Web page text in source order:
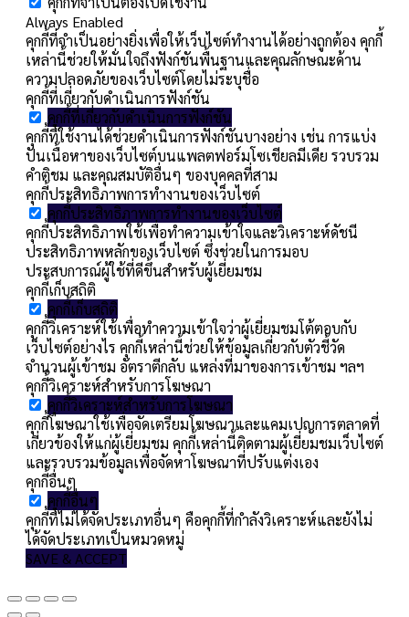
Always Enabled
คุกกี้ที่จำเป็นอย่างยิ่งเพื่อให้เว็บไซต์ทำงานได้อย่างถูกต้อง คุกกี้
เหล่านี้ช่วยให้มั่นใจถึงฟังก์ชันพื้นฐานและคุณลักษณะด้าน
ความปลอดภัยของเว็บไซต์โดยไม่ระบุชื่อ
คุกกี้ที่เกี่ยวกับดำเนินการฟังก์ชัน
คุกกี้ที่เกี่ยวกับดำเนินการฟังก์ชัน
คุกกี้ที่ใช้งานได้ช่วยดำเนินการฟังก์ชันบางอย่าง เช่น การแบ่ง
ปันเนื้อหาของเว็บไซต์บนแพลตฟอร์มโซเชียลมีเดีย รวบรวม
คำติชม และคุณสมบัติอื่นๆ ของบุคคลที่สาม
คุกกี้ประสิทธิภาพการทำงานของเว็บไซต์
คุกกี้ประสิทธิภาพการทำงานของเว็บไซต์
คุกกี้ประสิทธิภาพใช้เพื่อทำความเข้าใจและวิเคราะห์ดัชนี
ประสิทธิภาพหลักของเว็บไซต์ ซึ่งช่วยในการมอบ
ประสบการณ์ผู้ใช้ที่ดีขึ้นสำหรับผู้เยี่ยมชม
คุกกี้เก็บสถิติ
คุกกี้เก็บสถิติ
คุกกี้วิเคราะห์ใช้เพื่อทำความเข้าใจว่าผู้เยี่ยมชมโต้ตอบกับ
เว็บไซต์อย่างไร คุกกี้เหล่านี้ช่วยให้ข้อมูลเกี่ยวกับตัวชี้วัด
จำนวนผู้เข้าชม อัตราตีกลับ แหล่งที่มาของการเข้าชม ฯลฯ
คุกกี้วิเคราะห์สำหรับการโฆษณา
คุกกี้วิเคราะห์สำหรับการโฆษณา
คุกกี้โฆษณาใช้เพื่อจัดเตรียมโฆษณาและแคมเปญการตลาดที่
เกี่ยวข้องให้แก่ผู้เยี่ยมชม คุกกี้เหล่านี้ติดตามผู้เยี่ยมชมเว็บไซต์
และรวบรวมข้อมูลเพื่อจัดหาโฆษณาที่ปรับแต่งเอง
คุกกี้อื่นๆ
คุกกี้อื่นๆ
คุกกี้ที่ไม่ได้จัดประเภทอื่นๆ คือคุกกี้ที่กำลังวิเคราะห์และยังไม่
ได้จัดประเภทเป็นหมวดหมู่
SAVE & ACCEPT